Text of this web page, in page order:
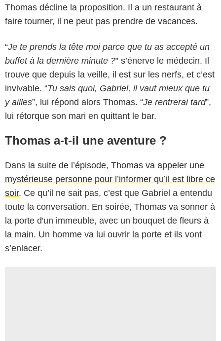
Thomas décline la proposition. Il a un restaurant à
faire tourner, il ne peut pas prendre de vacances.
“Je te prends la tête moi parce que tu as accepté un
buffet à la dernière minute ?” s’énerve le médecin. Il
trouve que depuis la veille, il est sur les nerfs, et c’est
invivable. “Tu sais quoi, Gabriel, il vaut mieux que tu
y ailles”, lui répond alors Thomas. “Je rentrerai tard”,
lui rétorque son mari en quittant le bar.
Thomas a-t-il une aventure ?
Dans la suite de l’épisode, Thomas va appeler une
mystérieuse personne pour l’informer qu’il est libre ce
soir. Ce qu’il ne sait pas, c’est que Gabriel a entendu
toute la conversation. En soirée, Thomas va sonner à
la porte d'un immeuble, avec un bouquet de fleurs à
la main. Un homme va lui ouvrir la porte et ils vont
s’enlacer.